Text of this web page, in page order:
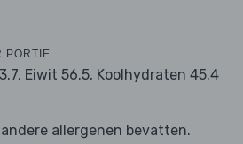
PORTIE
Eiwit 56.5, Koolhydraten 45.4
andere allergenen bevatten.